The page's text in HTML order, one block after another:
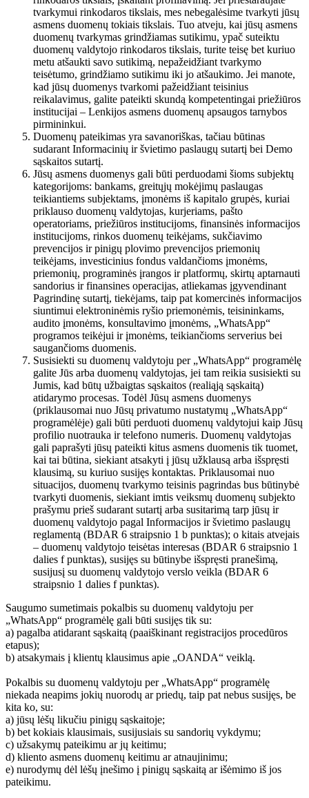
tvarkymui rinkodaros tikslais, mes nebegalėsime tvarkyti jūsų
asmens duomenų tokiais tikslais. Tuo atveju, kai jūsų asmens
duomenų tvarkymas grindžiamas sutikimu, ypač suteiktu
duomenų valdytojo rinkodaros tikslais, turite teisę bet kuriuo
metu atšaukti savo sutikimą, nepažeidžiant tvarkymo
teisėtumo, grindžiamo sutikimu iki jo atšaukimo. Jei manote,
kad jūsų duomenys tvarkomi pažeidžiant teisinius
reikalavimus, galite pateikti skundą kompetentingai priežiūros
institucijai – Lenkijos asmens duomenų apsaugos tarnybos
pirmininkui.
Duomenų pateikimas yra savanoriškas, tačiau būtinas
sudarant Informacinių ir švietimo paslaugų sutartį bei Demo
sąskaitos sutartį.
Jūsų asmens duomenys gali būti perduodami šioms subjektų
kategorijoms: bankams, greitųjų mokėjimų paslaugas
teikiantiems subjektams, įmonėms iš kapitalo grupės, kuriai
priklauso duomenų valdytojas, kurjeriams, pašto
operatoriams, priežiūros institucijoms, finansinės informacijos
institucijoms, rinkos duomenų teikėjams, sukčiavimo
prevencijos ir pinigų plovimo prevencijos priemonių
teikėjams, investicinius fondus valdančioms įmonėms,
priemonių, programinės įrangos ir platformų, skirtų aptarnauti
sandorius ir finansines operacijas, atliekamas įgyvendinant
Pagrindinę sutartį, tiekėjams, taip pat komercinės informacijos
siuntimui elektroninėmis ryšio priemonėmis, teisininkams,
audito įmonėms, konsultavimo įmonėms, „WhatsApp“
programos teikėjui ir įmonėms, teikiančioms serverius bei
saugančioms duomenis.
Susisiekti su duomenų valdytoju per „WhatsApp“ programėlę
galite Jūs arba duomenų valdytojas, jei tam reikia susisiekti su
Jumis, kad būtų užbaigtas sąskaitos (realiąją sąskaitą)
atidarymo procesas. Todėl Jūsų asmens duomenys
(priklausomai nuo Jūsų privatumo nustatymų „WhatsApp“
programėlėje) gali būti perduoti duomenų valdytojui kaip Jūsų
profilio nuotrauka ir telefono numeris. Duomenų valdytojas
gali paprašyti jūsų pateikti kitus asmens duomenis tik tuomet,
kai tai būtina, siekiant atsakyti į jūsų užklausą arba išspręsti
klausimą, su kuriuo susijęs kontaktas. Priklausomai nuo
situacijos, duomenų tvarkymo teisinis pagrindas bus būtinybė
tvarkyti duomenis, siekiant imtis veiksmų duomenų subjekto
prašymu prieš sudarant sutartį arba susitarimą tarp jūsų ir
duomenų valdytojo pagal Informacijos ir švietimo paslaugų
reglamentą (BDAR 6 straipsnio 1 b punktas); o kitais atvejais
– duomenų valdytojo teisėtas interesas (BDAR 6 straipsnio 1
dalies f punktas), susijęs su būtinybe išspręsti pranešimą,
susijusį su duomenų valdytojo verslo veikla (BDAR 6
straipsnio 1 dalies f punktas).
Saugumo sumetimais pokalbis su duomenų valdytoju per
„WhatsApp“ programėlę gali būti susijęs tik su:
a) pagalba atidarant sąskaitą (paaiškinant registracijos procedūros
etapus);
b) atsakymais į klientų klausimus apie „OANDA“ veiklą.
Pokalbis su duomenų valdytoju per „WhatsApp“ programėlę
niekada neapims jokių nuorodų ar priedų, taip pat nebus susijęs, be
kita ko, su:
a) jūsų lėšų likučiu pinigų sąskaitoje;
b) bet kokiais klausimais, susijusiais su sandorių vykdymu;
c) užsakymų pateikimu ar jų keitimu;
d) kliento asmens duomenų keitimu ar atnaujinimu;
e) nurodymų dėl lėšų įnešimo į pinigų sąskaitą ar išėmimo iš jos
pateikimu.